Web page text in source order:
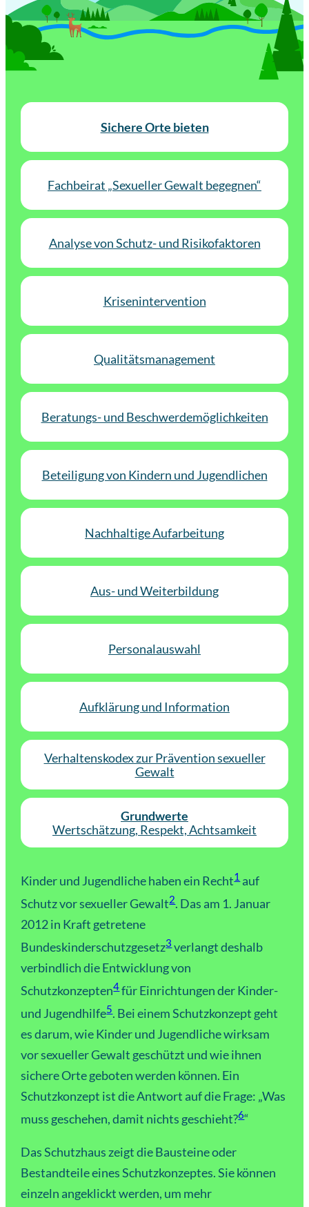
Sichere Orte bieten
Fachbeirat „Sexueller Gewalt begegnen“
Analyse von Schutz- und Risikofaktoren
Krisenintervention
Qualitätsmanagement
Beratungs- und Beschwerdemöglichkeiten
Beteiligung von Kindern und Jugendlichen
Nachhaltige Aufarbeitung
Aus- und Weiterbildung
Personalauswahl
Aufklärung und Information
Verhaltenskodex zur Prävention sexueller
Gewalt
Grundwerte
Wertschätzung, Respekt, Achtsamkeit
Kinder und Jugendliche haben ein Recht1auf
Schutz vor sexueller Gewalt2. Das am 1. Januar
2012 in Kraft getretene
Bundeskinderschutzgesetz3verlangt deshalb
verbindlich die Entwicklung von
Schutzkonzepten4für Einrichtungen der Kinder-
und Jugendhilfe5. Bei einem Schutzkonzept geht
es darum, wie Kinder und Jugendliche wirksam
vor sexueller Gewalt geschützt und wie ihnen
sichere Orte geboten werden können. Ein
Schutzkonzept ist die Antwort auf die Frage: „Was
muss geschehen, damit nichts geschieht?6“
Das Schutzhaus zeigt die Bausteine oder
Bestandteile eines Schutzkonzeptes. Sie können
einzeln angeklickt werden, um mehr